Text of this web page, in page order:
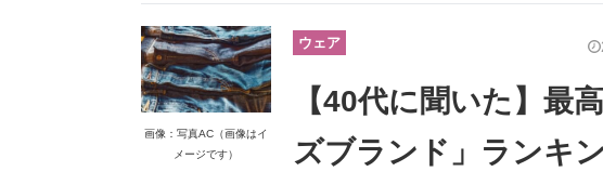
ビジネスと働き方のヒント
ITエンジニア向け専門サイト
画像：写真AC（画像はイ
メージです）
ウェア
【40代に聞いた】最
ズブランド」ランキ